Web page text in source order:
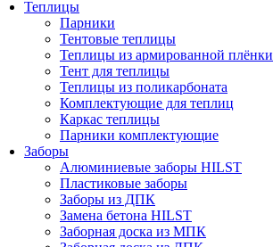
Теплицы
Парники
Тентовые теплицы
Теплицы из армированной плёнки
Тент для теплицы
Теплицы из поликарбоната
Комплектующие для теплиц
Каркас теплицы
Парники комплектующие
Заборы
Алюминиевые заборы HILST
Пластиковые заборы
Заборы из ДПК
Замена бетона HILST
Заборная доска из МПК